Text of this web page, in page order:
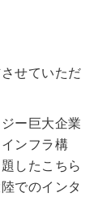
せていただ
ー巨大企業
ンフラ構
したこちら
でのインタ